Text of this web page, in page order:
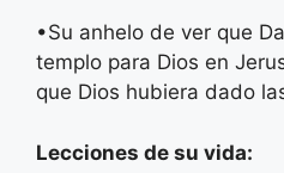
•​Su anhelo de ver que
templo para Dios en
que Dios hubiera dado
Lecciones de su vida: